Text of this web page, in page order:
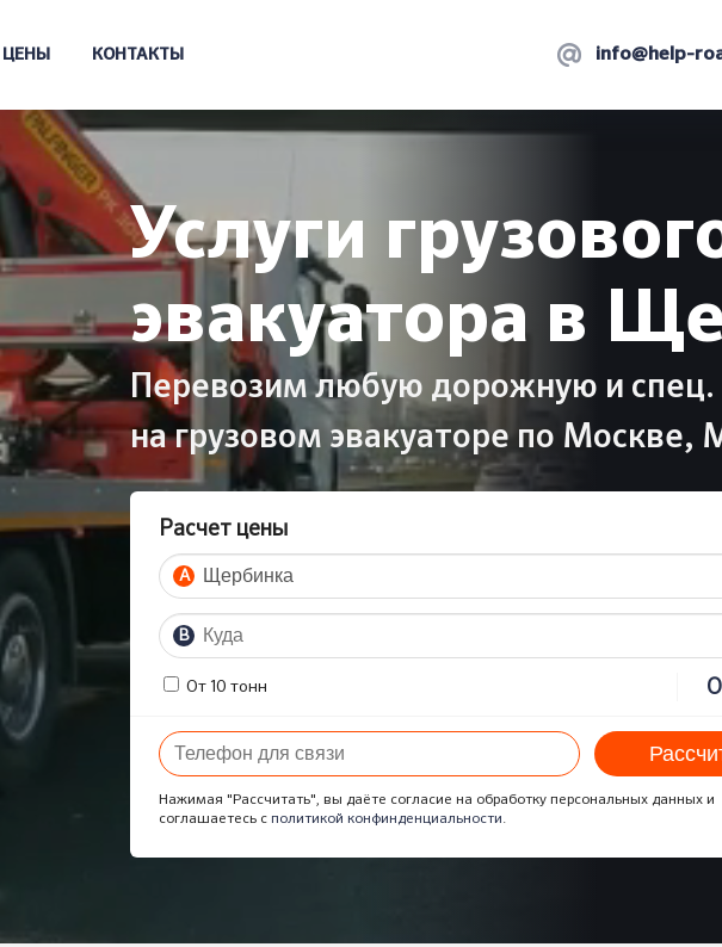
ЦЕНЫ КОНТАКТЫ info@help-
Услуги
эвакуатора в
Перевозим любую дорожную и спец.
на грузовом эвакуаторе по Москве,
Расчет цены
A
B
От 10 тонн
Нажимая "Рассчитать", вы даёте согласие на обработку персональных данных и
соглашаетесь с политикой конфинденциальности.